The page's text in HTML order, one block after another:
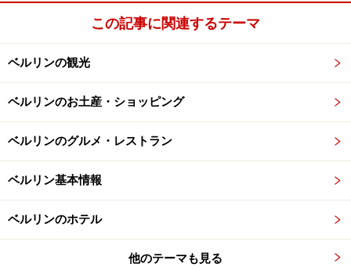
住所： Sophienstr. 21 （Sophie-Gips-Höfe, 2. Hof ）
TEL : 030-285 98 363
営業時間：月～土 9:00～21:00 日祝日10:00～21:00
アクセス：Weinmeisterstr. 駅から徒歩2分
※記事内容は執筆時点のものです。最新の内容をご確認くださ
※海外を訪れる際には最新情報の入手に努め、「外務省 海外安全
ホームページ」を確認するなど、安全確保に十分注意を払ってく
この記事に関連するテーマ
ベルリンの観光
ベルリンのお土産・ショッピング
ベルリンのグルメ・レストラン
ベルリン基本情報
ベルリンのホテル
他のテーマも見る